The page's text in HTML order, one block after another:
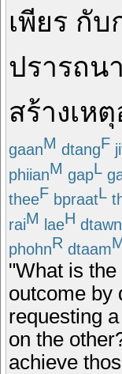
เพียร กับ
ปรารถน
สร้างเหตุ
gaanM dtangF
phiianM gapL
theeF bpraatL
raiM laeH
phohnR dtaam
"What is
outcome by
requesting
on the
achieve